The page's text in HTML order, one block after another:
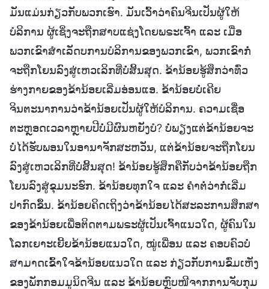
ມັນແມ່ນກ່ຽວກັບພວກເຮົາ. ມັນເວົ້າວ່າຄົນຈີນເປັນຜູ້ໃຫ້
ບໍລິການ ຜູ້ເຊິ່ງຈະຖືກສາບແຊ່ງໂດຍພຣະເຈົ້າ ແລະ ເມື່ອ
ພວກເຂົາສຳເລັດບການບໍລິການຂອງພວກເຂົາ, ພວກເຂົາກໍ່
ຈະຖືກໂຍນລົງສູ່ເຫວເລິກທີ່ບໍ່ສິ້ນສຸດ. ຂ້ານ້ອຍຮູ້ສຶກວ່າທົ່ວ
ຮ່າງກາຍຂອງຂ້ານ້ອຍເລີ່ມອ່ອນແອ. ຂ້ານ້ອຍບໍ່ເຄີຍ
ຈິນຕະນາການວ່າຂ້ານ້ອຍເປັນຜູ້ໃຫ້ບໍລິການ. ຄວາມເຊື່ອ
ຕະຫຼອດເວລາຫຼາຍປີບໍ່ມີຜົນຫຍັງບໍ? ບໍ່ພຽງແຕ່ຂ້ານ້ອຍຈະ
ບໍ່ໄດ້ຮັບພອນໃນອານາຈັກສະຫວັນ, ແຕ່ຂ້ານ້ອຍຈະຖືກໂຍນ
ລົງສູ່ເຫວເລິກທີ່ບໍ່ສິ້ນສຸດ! ຂ້ານ້ອຍຮູ້ສຶກຄືກັບວ່າຂ້ານ້ອຍຖືກ
ໂຍນລົງສູ່ຂຸມນະຮົກ. ຂ້ານ້ອຍທຸກໃຈ ແລະ ຄຳຕໍ່ວ່າກໍ່ເລີ່ມ
ປາກົດຂຶ້ນ. ຂ້ານ້ອຍຄິດເຖິງວ່າຂ້ານ້ອຍໄດ້ສະລະການສຶກສາ
ຂອງຂ້ານ້ອຍເພື່ອຕິດຕາມພຣະຜູ້ເປັນເຈົ້າແນວໃດ, ຜູ້ຄົນໃນ
ໂລກເຍາະເຍີ້ຍຂ້ານ້ອຍແນວໃດ, ໝູ່ເພື່ອນ ແລະ ຄອບຄົວບໍ່
ສາມາດເຂົ້າໃຈຂ້ານ້ອຍແນວໃດ ແລະ ກ່ຽວກັບການຂົ່ມເຫັງ
ຂອງພັກກອມມູນິດຈີນ ແລະ ຂ້ານ້ອຍຫຼົບໜີຈາກການຈັບກຸມ